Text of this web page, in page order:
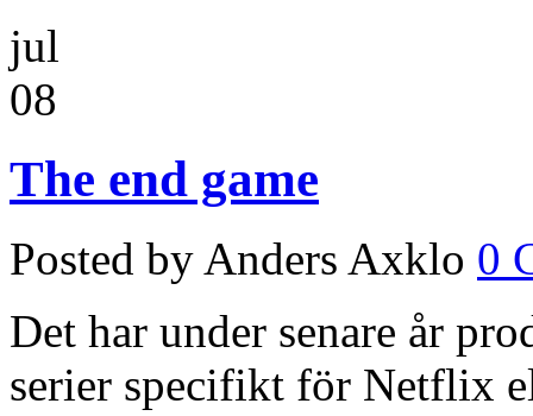
jul
08
The end game
Posted by Anders Axklo 0
Det har under senare år
serier specifikt för Netflix